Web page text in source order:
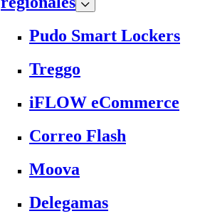
Pudo Smart Lockers
Treggo
iFLOW eCommerce
Correo Flash
Moova
Delegamas